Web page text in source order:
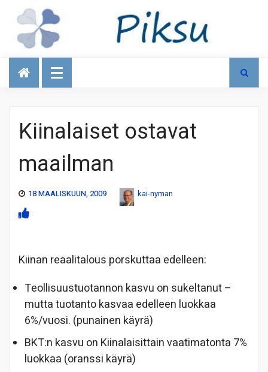
Talous
Kiinalaiset ostavat
maailman
18 MAALISKUUN, 2009 kai-nyman
Kiinan reaalitalous porskuttaa edelleen:
Teollisuustuotannon kasvu on sukeltanut –
mutta tuotanto kasvaa edelleen luokkaa
6%/vuosi. (punainen käyrä)
BKT:n kasvu on Kiinalaisittain vaatimatonta 7%
luokkaa (oranssi käyrä)